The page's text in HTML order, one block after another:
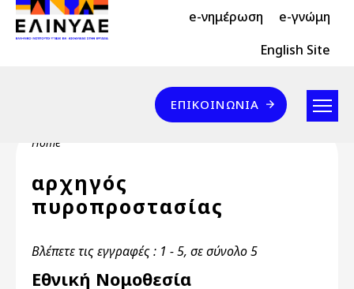
Skip to main content
Header Top 2 e-νημέρωση e-γνώμη
Header Top English Site
Επικοινωνία
ΕΠΙΚΟΙΝΩΝΊΑ
Breadcrumb
Home
αρχηγός
πυροπροστασίας
Βλέπετε τις εγγραφές : 1 - 5, σε σύνολο 5
Εθνική Νομοθεσία